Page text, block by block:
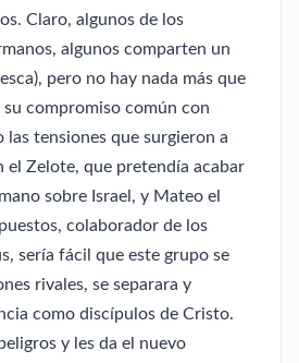
Claro, algunos de los
algunos comparten un
pero no hay nada más que
su compromiso común con
las tensiones que surgieron a
el Zelote, que pretendía acabar
sobre Israel, y Mateo el
colaborador de los
sería fácil que este grupo se
rivales, se separara y
como discípulos de Cristo.
y les da el nuevo